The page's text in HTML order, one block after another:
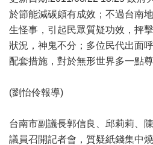
於節能減碳頗有成效；不過台南
生怪事，引起民眾質疑功效，抨
狀況，神鬼不分；多位民代出面
配套措施，對於無形世界多一點尊
(劉怡伶報導)
台南市副議長郭信良、邱莉莉、
議員召開記者會，質疑紙錢集中